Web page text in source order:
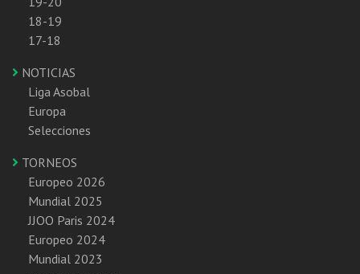
18-19
17-18
NOTICIAS
Liga Asobal
Europa
Selecciones
TORNEOS
Europeo 2026
Mundial 2025
JJOO Paris 2024
Europeo 2024
Mundial 2023